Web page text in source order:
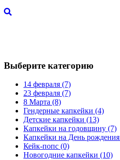
Выберите категорию
14 февраля (7)
23 февраля (7)
8 Марта (8)
Гендерные капкейки (4)
Детские капкейки (13)
Капкейки на годовщину (7)
Капкейки на День рождения
Кейк-попс (0)
Новогодние капкейки (10)